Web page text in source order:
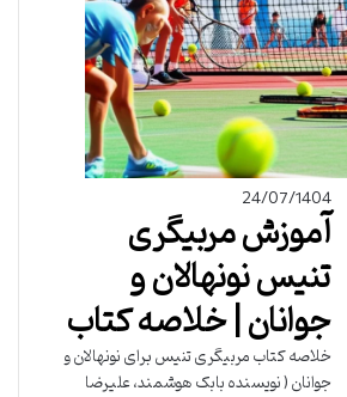
24/07/1404
آموزش مربیگری
تنیس نونهالان و
جوانان | خلاصه کتاب
خلاصه کتاب مربیگری تنیس برای نونهالان و
جوانان ( نویسنده بابک هوشمند، علیرضا